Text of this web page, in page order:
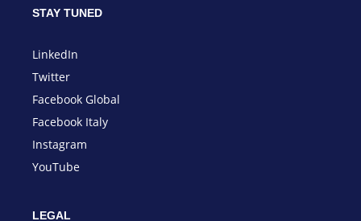
STAY TUNED
LinkedIn
Twitter
Facebook Global
Facebook Italy
Instagram
YouTube
LEGAL